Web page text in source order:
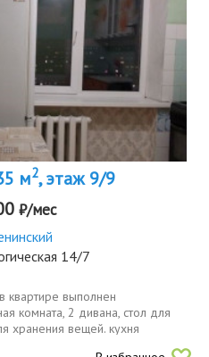
м2, этаж 9/9
₽/мес
14/7
квартире выполнен
комната, 2 дивана, стол для
хранения вещей. кухня
есть кладовая. санузел